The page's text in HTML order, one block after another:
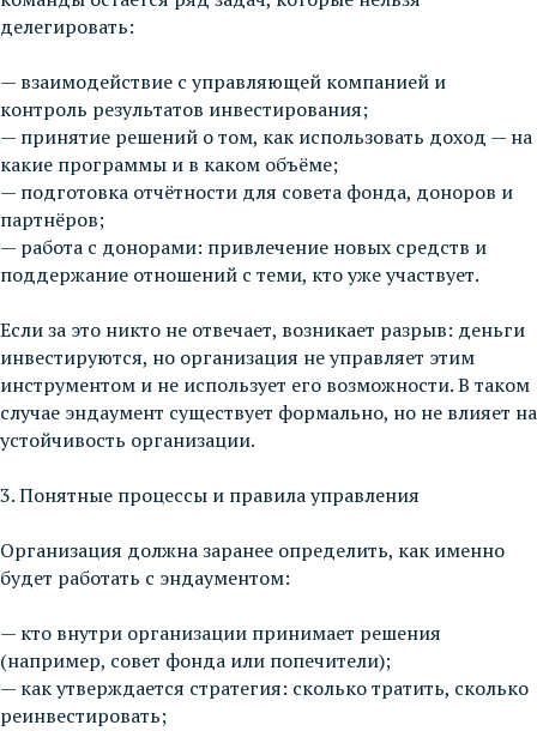
делегировать:
— взаимодействие с управляющей компанией и
контроль результатов инвестирования;
— принятие решений о том, как использовать доход — на
какие программы и в каком объёме;
— подготовка отчётности для совета фонда, доноров и
партнёров;
— работа с донорами: привлечение новых средств и
поддержание отношений с теми, кто уже участвует.
Если за это никто не отвечает, возникает разрыв: деньги
инвестируются, но организация не управляет этим
инструментом и не использует его возможности. В таком
случае эндаумент существует формально, но не влияет на
устойчивость организации.
3. Понятные процессы и правила управления
Организация должна заранее определить, как именно
будет работать с эндаументом:
— кто внутри организации принимает решения
(например, совет фонда или попечители);
— как утверждается стратегия: сколько тратить, сколько
реинвестировать;